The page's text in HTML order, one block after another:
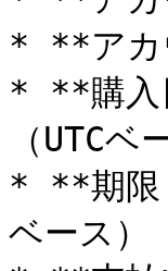
* **アカ
* **購入
（UTCベ
* **期限
ベース）